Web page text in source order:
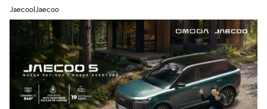
Jaecoo|Jaecoo